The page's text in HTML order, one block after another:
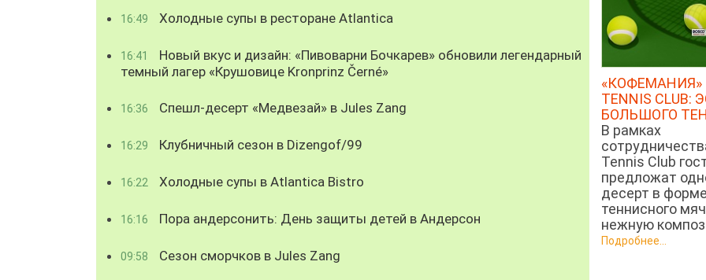
16:49 Холодные супы в ресторане Atlantica
16:41
Новый вкус и дизайн: «Пивоварни Бочкарев» обновили легендарный
темный лагер «Крушовице Kronprinz Černé»
16:36 Спешл-десерт «Медвезай» в Jules Zang
16:29 Клубничный сезон в Dizengof/99
16:22 Холодные супы в Atlantica Bistro
16:16 Пора андерсонить: День защиты детей в Андерсон
09:58 Сезон сморчков в Jules Zang
«КОФЕМАНИЯ»
TENNIS CLUB:
БОЛЬШОГО
В рамках
Tennis Club
предложат
десерт в
теннисного
нежную
Подробнее...